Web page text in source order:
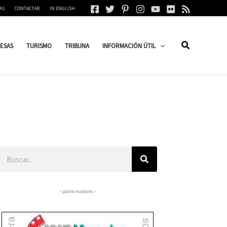
CONTACTAR IN ENGLISH
TURISMO TRIBUNA INFORMACIÓN ÚTIL
– patrocinadores –